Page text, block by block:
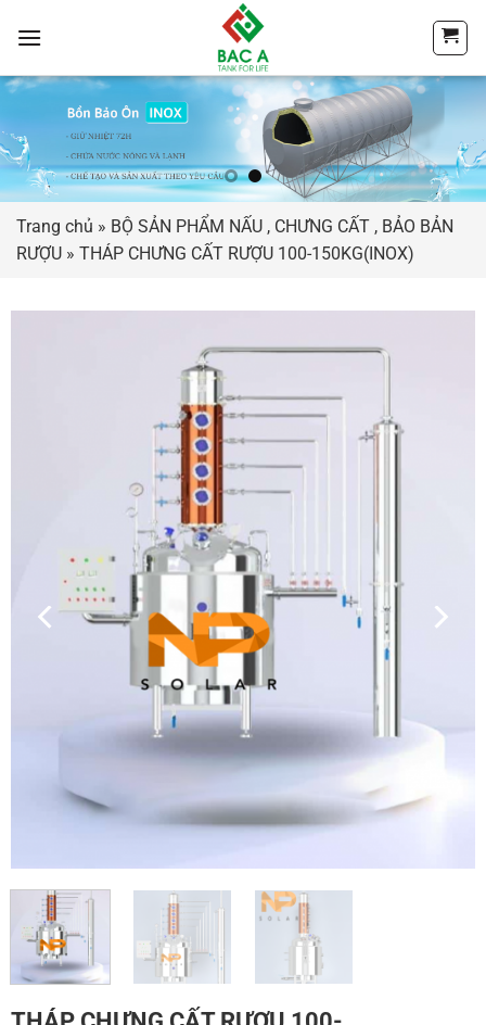
đến
dung
Trang chủ » BỘ SẢN PHẨM NẤU , CHƯNG CẤT , BẢO BẢN
RƯỢU » THÁP CHƯNG CẤT RƯỢU 100-150KG(INOX)